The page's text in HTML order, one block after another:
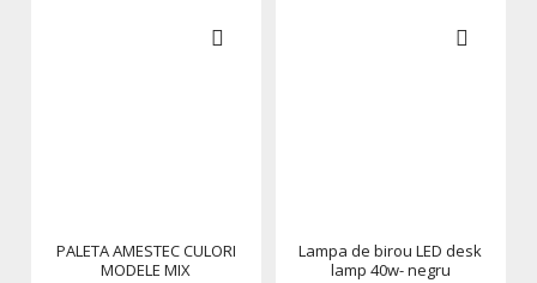
PALETA AMESTEC CULORI
MODELE MIX
Lampa de birou LED desk
lamp 40w- negru